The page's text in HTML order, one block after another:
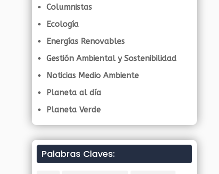
Columnistas
Ecología
Energías Renovables
Gestión Ambiental y Sostenibilidad
Noticias Medio Ambiente
Planeta al día
Planeta Verde
Palabras Claves: